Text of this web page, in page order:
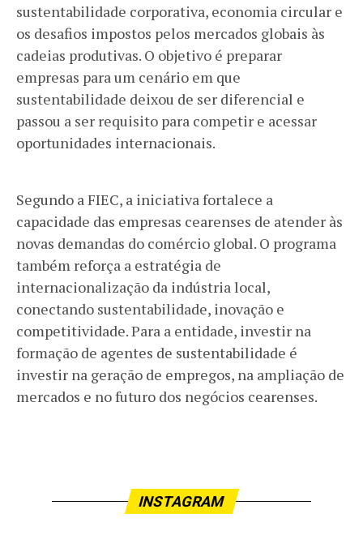
sustentabilidade corporativa, economia circular e
os desafios impostos pelos mercados globais às
cadeias produtivas. O objetivo é preparar
empresas para um cenário em que
sustentabilidade deixou de ser diferencial e
passou a ser requisito para competir e acessar
oportunidades internacionais.
Segundo a FIEC, a iniciativa fortalece a
capacidade das empresas cearenses de atender às
novas demandas do comércio global. O programa
também reforça a estratégia de
internacionalização da indústria local,
conectando sustentabilidade, inovação e
competitividade. Para a entidade, investir na
formação de agentes de sustentabilidade é
investir na geração de empregos, na ampliação de
mercados e no futuro dos negócios cearenses.
INSTAGRAM